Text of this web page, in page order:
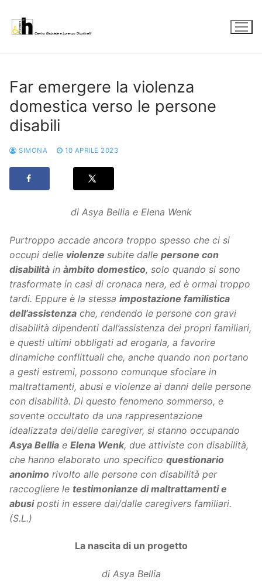
contenuto
Far emergere la violenza
domestica verso le persone
disabili
SIMONA 10 APRILE 2023
di Asya Bellia e Elena Wenk
Purtroppo accade ancora troppo spesso che ci si
occupi delle violenze subite dalle persone con
disabilità in àmbito domestico, solo quando si sono
trasformate in casi di cronaca nera, ed è ormai troppo
tardi. Eppure è la stessa impostazione familistica
dell’assistenza che, rendendo le persone con gravi
disabilità dipendenti dall’assistenza dei propri familiari,
e questi ultimi obbligati ad erogarla, a favorire
dinamiche conflittuali che, anche quando non portano
a gesti estremi, possono comunque sfociare in
maltrattamenti, abusi e violenze ai danni delle persone
con disabilità. Di questo fenomeno sommerso, e
sovente occultato da una rappresentazione
idealizzata dei/delle caregiver, si stanno occupando
Asya Bellia e Elena Wenk, due attiviste con disabilità,
che hanno elaborato uno specifico questionario
anonimo rivolto alle persone con disabilità per
raccogliere le testimonianze di maltrattamenti e
abusiposti in essere dai/dalle caregivers familiari.
(S.L.)
La nascita di un progetto
di Asya Bellia